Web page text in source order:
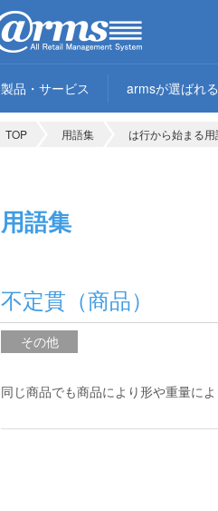
製品・サービス armsが選ばれ
TOP 用語集 は行から始まる用
用語集
不定貫（商品）
その他
同じ商品でも商品により形や重量によ